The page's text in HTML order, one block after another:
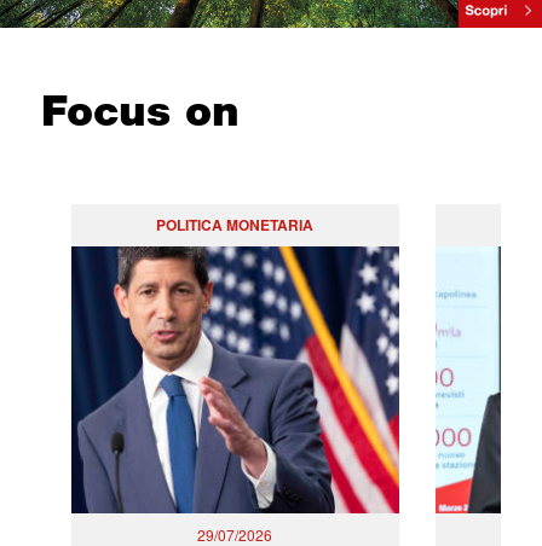
Focus on
POLITICA MONETARIA
29/07/2026